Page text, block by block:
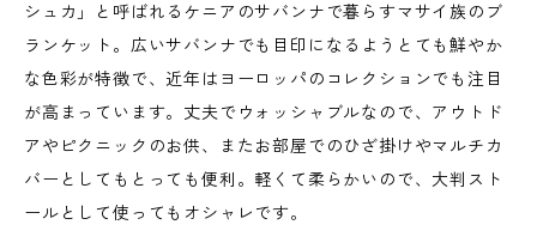
シュカ」と呼ばれるケニアのサバンナで暮らすマサイ族のブ
ランケット。広いサバンナでも目印になるようとても鮮やか
な色彩が特徴で、近年はヨーロッパのコレクションでも注目
が高まっています。丈夫でウォッシャブルなので、アウトド
アやピクニックのお供、またお部屋でのひざ掛けやマルチカ
バーとしてもとっても便利。軽くて柔らかいので、大判スト
ールとして使ってもオシャレです。